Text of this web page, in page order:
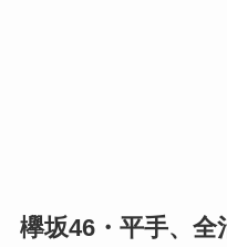
欅坂46・平手、